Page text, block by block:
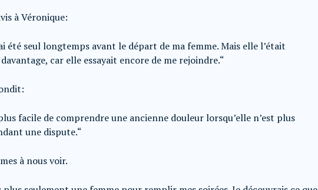
à Véronique:
été seul longtemps avant le départ de ma femme. Mais elle l’était
car elle essayait encore de me rejoindre.“
facile de comprendre une ancienne douleur lorsqu’elle n’est plus
une dispute.“
à nous voir.